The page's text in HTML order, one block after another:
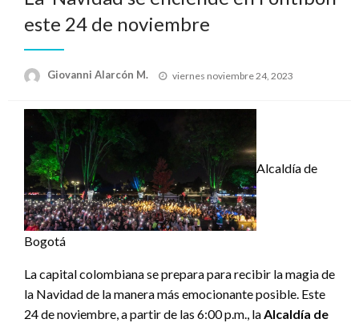
este 24 de noviembre
Giovanni Alarcón M.
Publicado
viernes noviembre 24, 2023
Alcaldía de
Bogotá
La capital colombiana se prepara para recibir la magia de
la Navidad de la manera más emocionante posible. Este
24 de noviembre, a partir de las 6:00 p.m., laAlcaldía de